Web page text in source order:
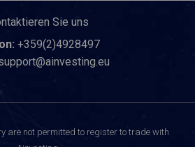
Sie uns
+359(2)4928497
are not permitted to register to trade with